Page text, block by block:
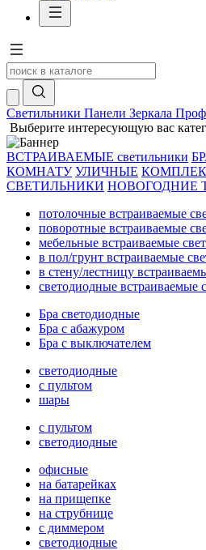
Светильники Панели Зеркала
Выберите интересующую вас
ВСТРАИВАЕМЫЕ светильники
КОМНАТУ УЛИЧНЫЕ
СВЕТИЛЬНИКИ НОВОГОДНИЕ
потолочные встраиваемые
поворотные встраиваемые
мебельные встраиваемые
в пол/грунт встраиваемые
в стену/лестницу
светодиодные встраиваемые
Бра светодиодные
Бра с абажуром
Бра с выключателем
светодиодные
с пультом
шары
с пультом
светодиодные
офисные
на батарейках
на прищепке
на струбнице
с диммером
светодиодные